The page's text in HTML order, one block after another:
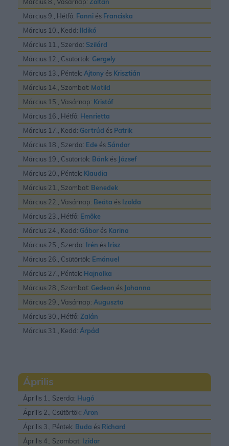
Március 9., Hétfő: Fanni és Franciska
Március 10., Kedd: Ildikó
Március 11., Szerda: Szilárd
Március 12., Csütörtök: Gergely
Március 13., Péntek: Ajtony és Krisztián
Március 14., Szombat: Matild
Március 15., Vasárnap: Kristóf
Március 16., Hétfő: Henrietta
Március 17., Kedd: Gertrúd és Patrik
Március 18., Szerda: Ede és Sándor
Március 19., Csütörtök: Bánk és József
Március 20., Péntek: Klaudia
Március 21., Szombat: Benedek
Március 22., Vasárnap: Beáta és Izolda
Március 23., Hétfő: Emõke
Március 24., Kedd: Gábor és Karina
Március 25., Szerda: Irén és Irisz
Március 26., Csütörtök: Emánuel
Március 27., Péntek: Hajnalka
Március 28., Szombat: Gedeon és Johanna
Március 29., Vasárnap: Auguszta
Március 30., Hétfő: Zalán
Március 31., Kedd: Árpád
Április
Április 1., Szerda: Hugó
Április 2., Csütörtök: Áron
Április 3., Péntek: Buda és Richard
Április 4., Szombat: Izidor